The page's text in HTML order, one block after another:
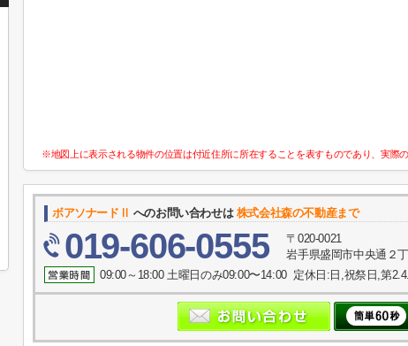
※地図上に表示される物件の位置は付近住所に所在することを表すものであり、実際
ボアソナードⅡ へのお問い合わせは 株式会社森の不動産まで
019-606-0555
〒020-0021
岩手県盛岡市中央通２
09:00～18:00 土曜日のみ09:00〜14:00 定休日:日,祝祭日,第